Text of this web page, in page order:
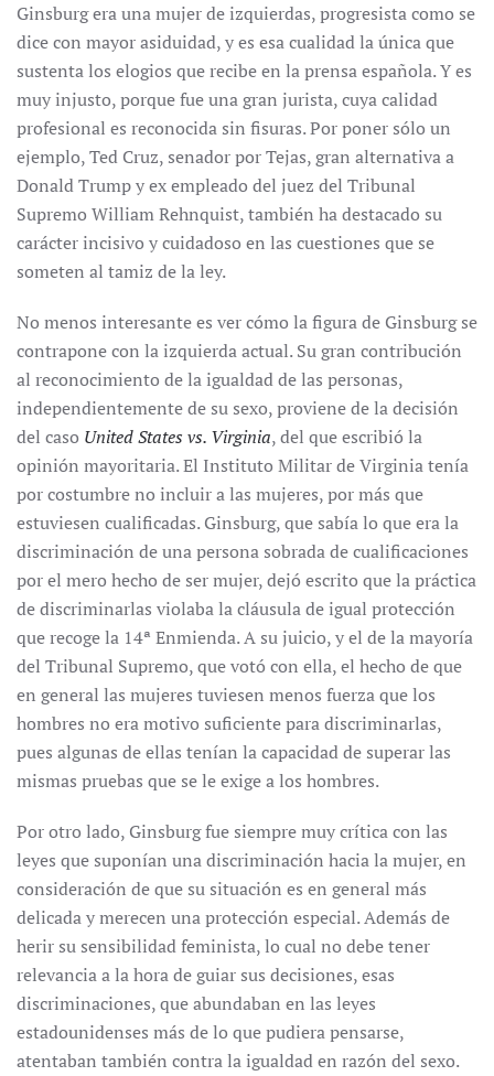
Ginsburg era una mujer de izquierdas, progresista como se
dice con mayor asiduidad, y es esa cualidad la única que
sustenta los elogios que recibe en la prensa española. Y es
muy injusto, porque fue una gran jurista, cuya calidad
profesional es reconocida sin fisuras. Por poner sólo un
ejemplo, Ted Cruz, senador por Tejas, gran alternativa a
Donald Trump y ex empleado del juez del Tribunal
Supremo William Rehnquist, también ha destacado su
carácter incisivo y cuidadoso en las cuestiones que se
someten al tamiz de la ley.
No menos interesante es ver cómo la figura de Ginsburg se
contrapone con la izquierda actual. Su gran contribución
al reconocimiento de la igualdad de las personas,
independientemente de su sexo, proviene de la decisión
del caso United States vs. Virginia, del que escribió la
opinión mayoritaria. El Instituto Militar de Virginia tenía
por costumbre no incluir a las mujeres, por más que
estuviesen cualificadas. Ginsburg, que sabía lo que era la
discriminación de una persona sobrada de cualificaciones
por el mero hecho de ser mujer, dejó escrito que la práctica
de discriminarlas violaba la cláusula de igual protección
que recoge la 14ª Enmienda. A su juicio, y el de la mayoría
del Tribunal Supremo, que votó con ella, el hecho de que
en general las mujeres tuviesen menos fuerza que los
hombres no era motivo suficiente para discriminarlas,
pues algunas de ellas tenían la capacidad de superar las
mismas pruebas que se le exige a los hombres.
Por otro lado, Ginsburg fue siempre muy crítica con las
leyes que suponían una discriminación hacia la mujer, en
consideración de que su situación es en general más
delicada y merecen una protección especial. Además de
herir su sensibilidad feminista, lo cual no debe tener
relevancia a la hora de guiar sus decisiones, esas
discriminaciones, que abundaban en las leyes
estadounidenses más de lo que pudiera pensarse,
atentaban también contra la igualdad en razón del sexo.